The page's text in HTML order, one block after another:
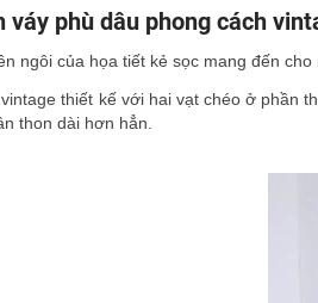
váy phù dâu phong cách
ngôi của họa tiết kẻ sọc mang đến
thiết kế với hai vạt chéo ở phần
thon dài hơn hẳn.